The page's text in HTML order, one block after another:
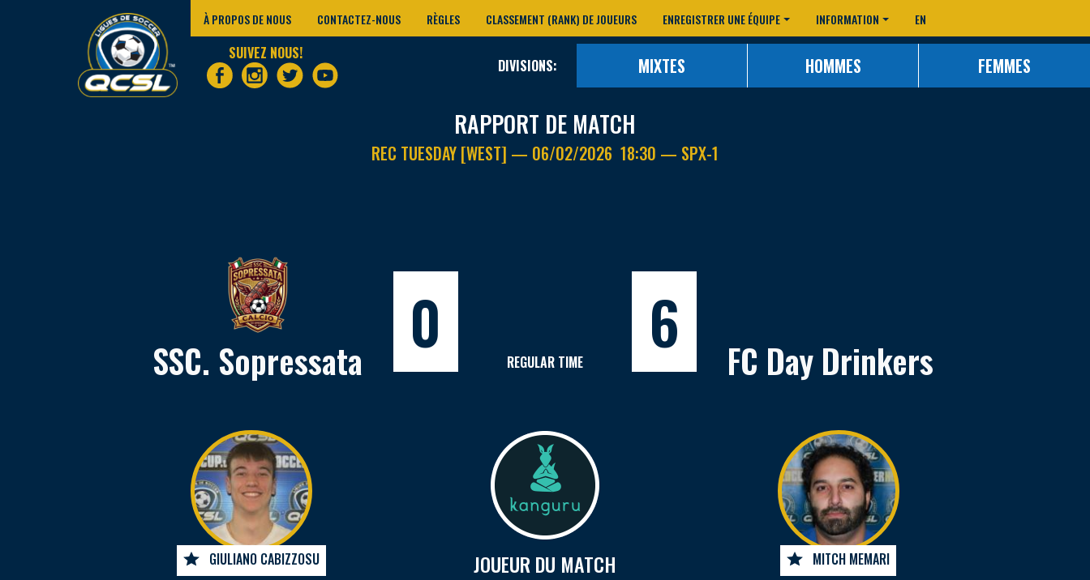
À PROPOS DE NOUS CONTACTEZ-NOUS RÈGLES CLASSEMENT (RANK) DE JOUEURS ENREGISTRER UNE ÉQUIPE INFORMATION EN
SUIVEZ NOUS!
DIVISIONS: MIXTES HOMMES FEMMES
RAPPORT DE MATCH
REC TUESDAY [WEST] — 06/02/2026 18:30 — SPX-1
SSC. Sopressata 0 REGULAR TIME 6 FC Day Drinkers
GIULIANO CABIZZOSU JOUEUR DU MATCH MITCH MEMARI